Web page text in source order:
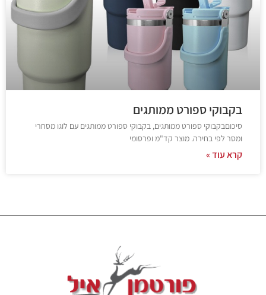
בקבוקי ספורט ממותגים
סיכוםבקבוקי ספורט ממותגים, בקבוקי ספורט ממותגים עם לוגו מסחרי
ומסר לפי בחירה. מוצר קד"מ ופרסומי
קרא עוד »